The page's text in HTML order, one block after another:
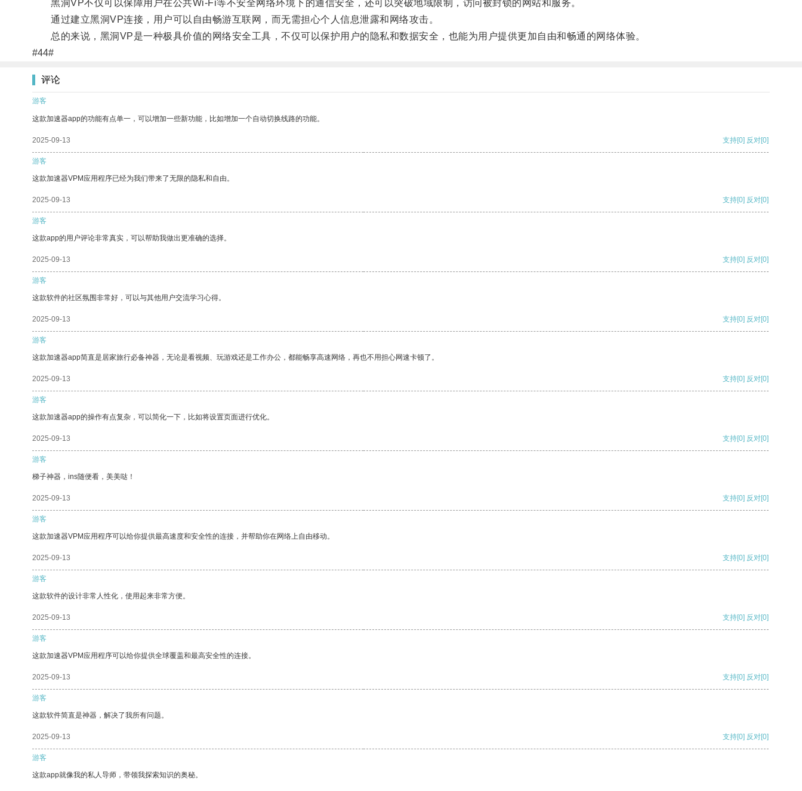
黑洞VP不仅可以保障用户在公共Wi-Fi等不安全网络环境下的通信安全，还可以突破地域限制，访问被封锁的网站和服务。
通过建立黑洞VP连接，用户可以自由畅游互联网，而无需担心个人信息泄露和网络攻击。
总的来说，黑洞VP是一种极具价值的网络安全工具，不仅可以保护用户的隐私和数据安全，也能为用户提供更加自由和畅通的网络体验。
#44#
评论
游客
这款加速器app的功能有点单一，可以增加一些新功能，比如增加一个自动切换线路的功能。
2025-09-13 支持[0] 反对[0]
游客
这款加速器VPM应用程序已经为我们带来了无限的隐私和自由。
2025-09-13 支持[0] 反对[0]
游客
这款app的用户评论非常真实，可以帮助我做出更准确的选择。
2025-09-13 支持[0] 反对[0]
游客
这款软件的社区氛围非常好，可以与其他用户交流学习心得。
2025-09-13 支持[0] 反对[0]
游客
这款加速器app简直是居家旅行必备神器，无论是看视频、玩游戏还是工作办公，都能畅享高速网络，再也不用担心网速卡顿了。
2025-09-13 支持[0] 反对[0]
游客
这款加速器app的操作有点复杂，可以简化一下，比如将设置页面进行优化。
2025-09-13 支持[0] 反对[0]
游客
梯子神器，ins随便看，美美哒！
2025-09-13 支持[0] 反对[0]
游客
这款加速器VPM应用程序可以给你提供最高速度和安全性的连接，并帮助你在网络上自由移动。
2025-09-13 支持[0] 反对[0]
游客
这款软件的设计非常人性化，使用起来非常方便。
2025-09-13 支持[0] 反对[0]
游客
这款加速器VPM应用程序可以给你提供全球覆盖和最高安全性的连接。
2025-09-13 支持[0] 反对[0]
游客
这款软件简直是神器，解决了我所有问题。
2025-09-13 支持[0] 反对[0]
游客
这款app就像我的私人导师，带领我探索知识的奥秘。